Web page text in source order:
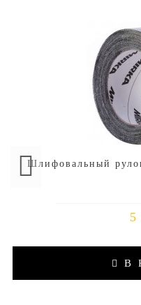
Шлифовальный
5
В